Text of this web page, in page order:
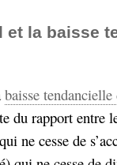
et la baisse
baisse
du rapport entre
ne cesse de